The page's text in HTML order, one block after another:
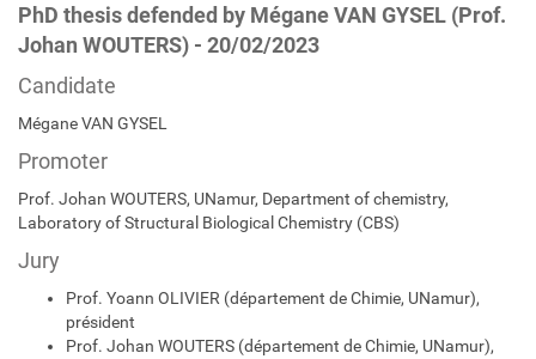
PhD thesis defended by Mégane VAN GYSEL (Prof.
Johan WOUTERS) - 20/02/2023
Candidate
Mégane VAN GYSEL
Promoter
Prof. Johan WOUTERS, UNamur, Department of chemistry,
Laboratory of Structural Biological Chemistry (CBS)
Jury
Prof. Yoann OLIVIER (département de Chimie, UNamur),
président
Prof. Johan WOUTERS (département de Chimie, UNamur),